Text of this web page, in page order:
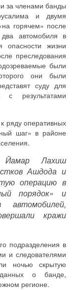
за членами банды
и двумя
горячем» после
автомобиля в
опасности жизни
преследования
были
они были
суду для
с результатами
ряду оперативных
шаг» в районе
Йамар Лахиш
Ашдода и
операцию в
порядок» и
автомобилей,
кражи
подразделения в
и следователями
ночью скрытую
о банде,
регионе.